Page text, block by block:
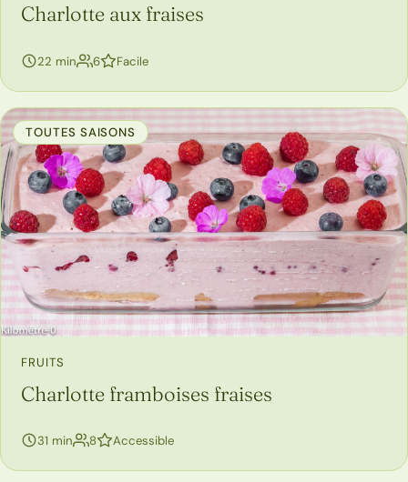
Charlotte aux fraises
22 min 6personnes
Facile
TOUTES SAISONS
FRUITS
Charlotte framboises fraises
31 min 8personnes
Accessible